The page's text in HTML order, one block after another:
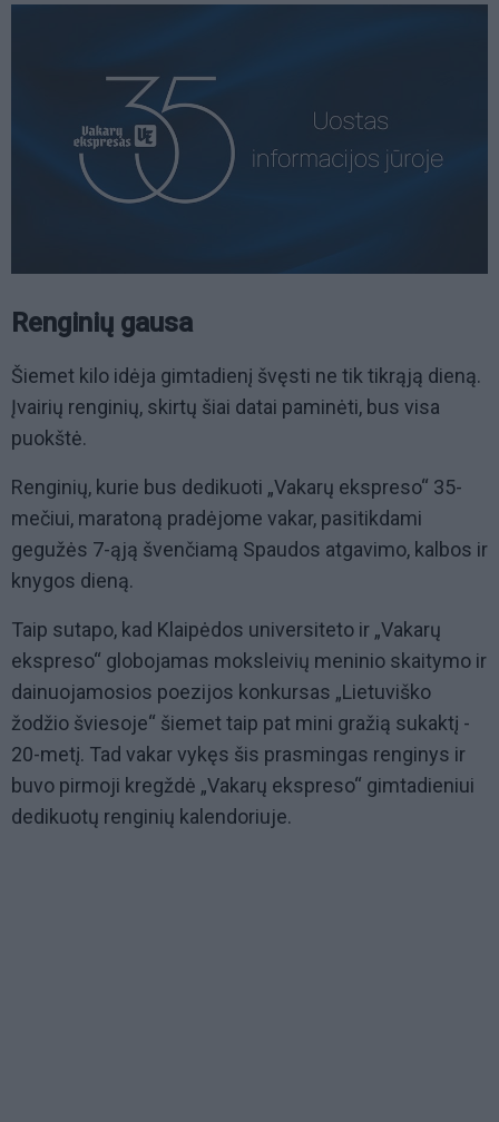
Renginių gausa
Šiemet kilo idėja gimtadienį švęsti ne tik tikrąją dieną.
Įvairių renginių, skirtų šiai datai paminėti, bus visa
puokštė.
Renginių, kurie bus dedikuoti „Vakarų ekspreso“ 35-
mečiui, maratoną pradėjome vakar, pasitikdami
gegužės 7-ąją švenčiamą Spaudos atgavimo, kalbos ir
knygos dieną.
Taip sutapo, kad Klaipėdos universiteto ir „Vakarų
ekspreso“ globojamas moksleivių meninio skaitymo ir
dainuojamosios poezijos konkursas „Lietuviško
žodžio šviesoje“ šiemet taip pat mini gražią sukaktį -
20-metį. Tad vakar vykęs šis prasmingas renginys ir
buvo pirmoji kregždė „Vakarų ekspreso“ gimtadieniui
dedikuotų renginių kalendoriuje.